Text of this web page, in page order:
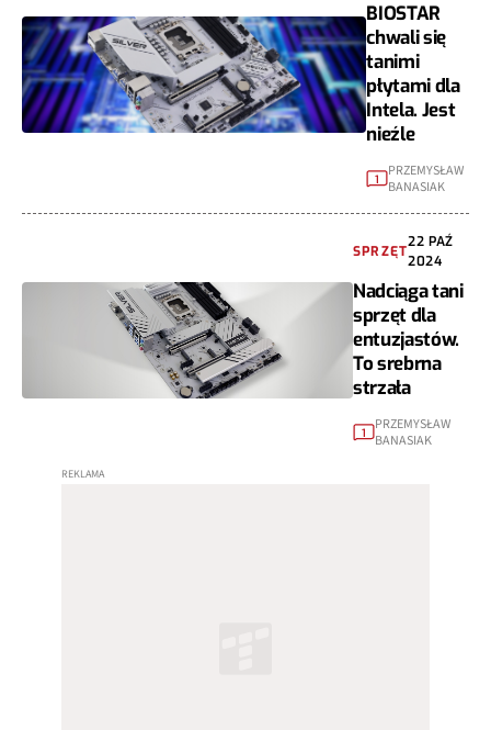
BIOSTAR
chwali się
tanimi
płytami dla
Intela. Jest
nieźle
1
PRZEMYSŁAW
BANASIAK
SPRZĘT
22 PAŹ
2024
Nadciąga tani
sprzęt dla
entuzjastów.
To srebrna
strzała
1
PRZEMYSŁAW
BANASIAK